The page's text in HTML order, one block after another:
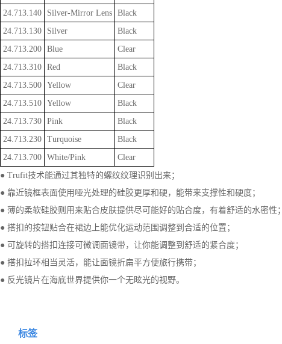
24.713.140
Silver-Mirror Lens Black
24.713.130
Silver
Black
24.713.200 Blue
Clear
24.713.310 Red
Black
24.713.500 Yellow
Clear
24.713.510 Yellow
Black
24.713.730 Pink
Black
24.713.230 Turquoise
Black
24.713.700 White/Pink
Clear
● Trufit技术能通过其独特的螺纹纹理识别出来；
● 靠近镜框表面使用哑光处理的硅胶更厚和硬，能带来支撑性和硬度；
● 薄的柔软硅胶则用来贴合皮肤提供尽可能好的贴合度，有着舒适的水密性；
● 搭扣的按钮贴合在裙边上能优化运动范围调整到合适的位置；
● 可旋转的搭扣连接可微调面镜带，让你能调整到舒适的紧合度；
● 搭扣拉环相当灵活，能让面镜折扁平方便旅行携带；
● 反光镜片在海底世界提供你一个无眩光的视野。
标签